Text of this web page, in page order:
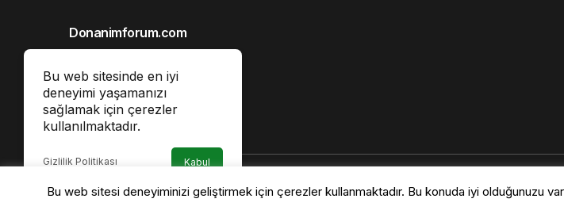
Hey Gidi Karadeniz! Teknofest’in Şimdiki Durağı Trabzon
Bu web sitesinde en iyi
deneyimi yaşamanızı
sağlamak için çerezler
kullanılmaktadır.
Gizlilik Politikası Kabul
Donanimforum.com
Gizlilik İlkeleri
Reklam
İletişim
© Telif Hakkı 2026, Tüm
Bu web sitesi deneyiminizi geliştirmek için çerezler kullanmaktadır. Bu konuda iyi olduğunuzu